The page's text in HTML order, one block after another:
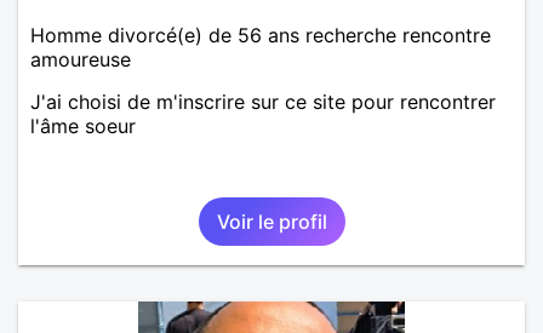
Homme divorcé(e) de 56 ans recherche rencontre
amoureuse
J'ai choisi de m'inscrire sur ce site pour rencontrer
l'âme soeur
Voir le profil